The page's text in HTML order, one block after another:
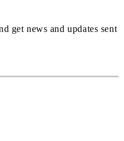
get news and updates sent